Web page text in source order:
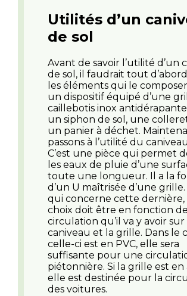
Utilités d’un
de sol
Avant de savoir l’utilité d’un
de sol, il faudrait tout
les éléments qui le
un dispositif équipé d’une
caillebotis inox
un siphon de sol, une
un panier à déchet.
passons à l’utilité du
C’est une pièce qui permet
les eaux de pluie d’une
toute une longueur. Il a la
d’un U maîtrisée d’une grille.
qui concerne cette dernière,
choix doit être en fonction
circulation qu’il va y avoir sur
caniveau et la grille. Dans le
celle-ci est en PVC, elle sera
suffisante pour une
piétonnière. Si la grille est en
elle est destinée pour la
des voitures.